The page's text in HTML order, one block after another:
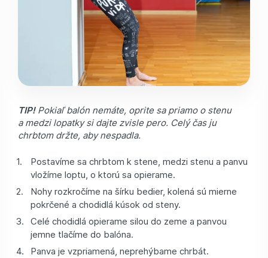
TIP! Pokiaľ balón nemáte, oprite sa priamo o stenu
a medzi lopatky si dajte zvisle pero. Celý čas ju
chrbtom držte, aby nespadla.
Postavíme sa chrbtom k stene, medzi stenu a panvu
vložíme loptu, o ktorú sa opierame.
Nohy rozkročíme na šírku bedier, kolená sú mierne
pokrčené a chodidlá kúsok od steny.
Celé chodidlá opierame silou do zeme a panvou
jemne tlačíme do balóna.
Panva je vzpriamená, neprehýbame chrbát.